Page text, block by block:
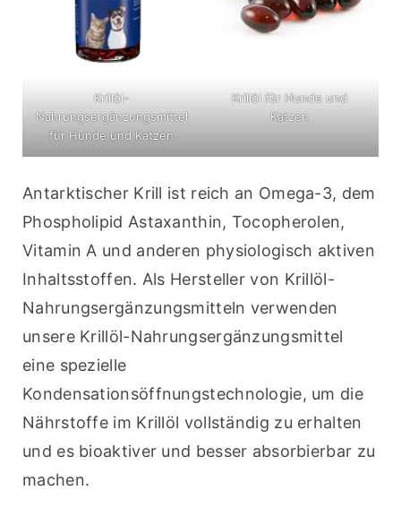
Krillöl-
Nahrungsergänzungsmittel
für Hunde und Katzen
Krillöl für Hunde und
Katzen
Antarktischer Krill ist reich an Omega-3, dem
Phospholipid Astaxanthin, Tocopherolen,
Vitamin A und anderen physiologisch aktiven
Inhaltsstoffen. Als Hersteller von Krillöl-
Nahrungsergänzungsmitteln verwenden
unsere Krillöl-Nahrungsergänzungsmittel
eine spezielle
Kondensationsöffnungstechnologie, um die
Nährstoffe im Krillöl vollständig zu erhalten
und es bioaktiver und besser absorbierbar zu
machen.